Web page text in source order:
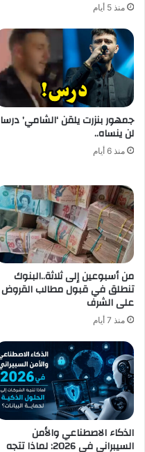
منذ 5 أيام
جمهور بنزرت يلقن ‘الشامي’ درسا
لن ينساه..
منذ 6 أيام
من أسبوعين إلى ثلاثة..البنوك
تنطلق في قبول مطالب القروض
على الشرف
منذ 7 أيام
الذكاء الاصطناعي والأمن
السيبراني في 2026: لماذا تتجه